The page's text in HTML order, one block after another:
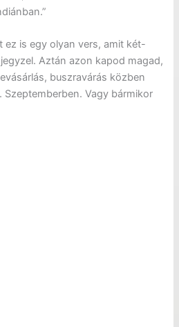
ez is egy olyan vers, amit két-
Aztán azon kapod magad,
buszravárás közben
Vagy bármikor